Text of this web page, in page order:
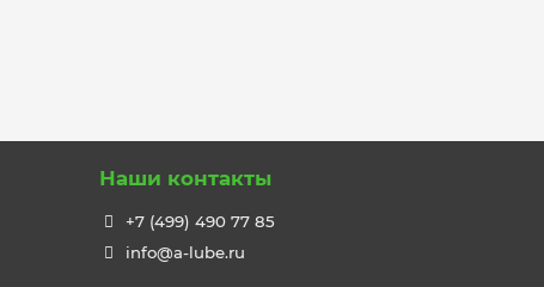
Наши контакты
+7 (499) 490 77 85
info@a-lube.ru